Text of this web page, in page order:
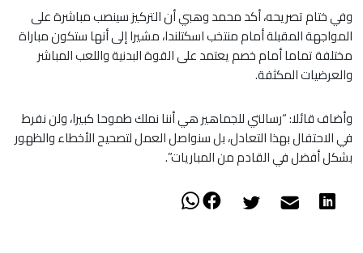
​وفي ختام تصريحه، أكد محمد وهبي أن التركيز سينصب مباشرة على
المواجهة المقبلة أمام منتخب اسكتلندا، مشيرا إلى أنها ستكون مباراة
مختلفة تماما أمام خصم يعتمد على القوة البدنية واللعب المباشر
والعرضيات المكثفة.
وأضاف قائلا: “رسالتي للجماهير هي أننا نملك طموحا كبيرا، ولن نفرط
في الاحتفال بهذا التعادل، بل سنواصل العمل لتصحيح الأخطاء والظهور
بشكل أفضل في القادم من المباريات”.